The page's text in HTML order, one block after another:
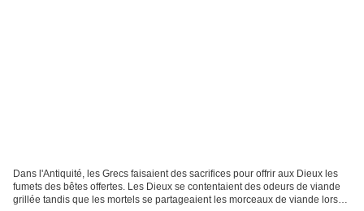
Dans l'Antiquité, les Grecs faisaient des sacrifices pour offrir aux Dieux les
fumets des bêtes offertes. Les Dieux se contentaient des odeurs de viande
grillée tandis que les mortels se partageaient les morceaux de viande lors